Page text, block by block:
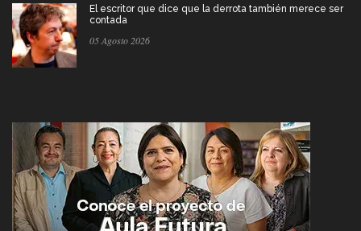
El escritor que dice que la derrota también merece ser
contada
05 Agosto 2026